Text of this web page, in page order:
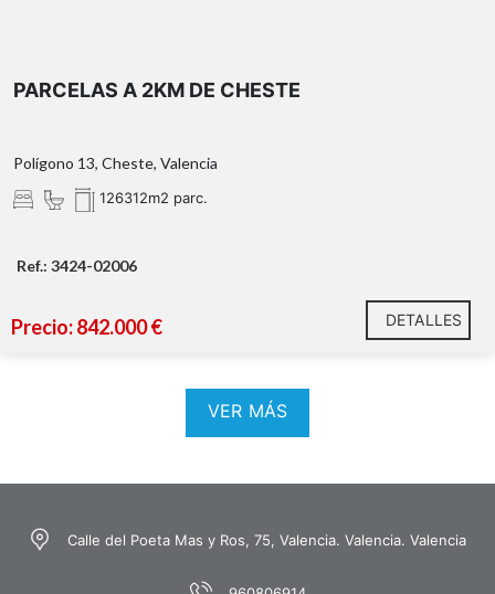
PARCELAS A 2KM DE CHESTE
Polígono 13, Cheste, Valencia
126312m2 parc.
Ref.: 3424-02006
Precio: 842.000 € DETALLES
VER MÁS
Calle del Poeta Mas y Ros, 75, Valencia. Valencia. Valencia